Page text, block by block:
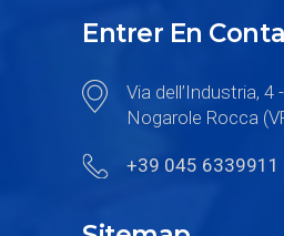
Entrer En
Via dell’Industria, 4
Nogarole Rocca
+39 045 6339911